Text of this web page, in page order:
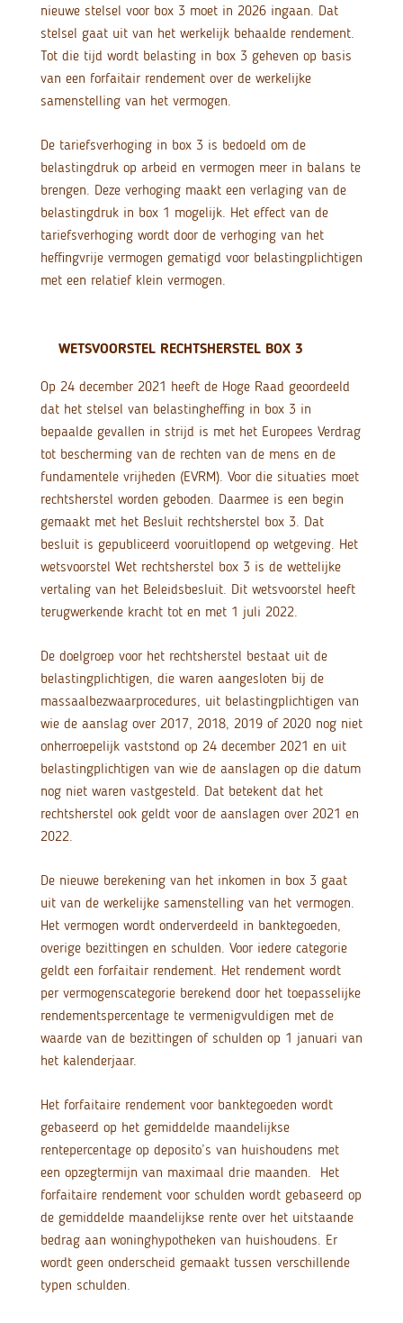
nieuwe stelsel voor box 3 moet in 2026 ingaan. Dat
stelsel gaat uit van het werkelijk behaalde rendement.
Tot die tijd wordt belasting in box 3 geheven op basis
van een forfaitair rendement over de werkelijke
samenstelling van het vermogen.
De tariefsverhoging in box 3 is bedoeld om de
belastingdruk op arbeid en vermogen meer in balans te
brengen. Deze verhoging maakt een verlaging van de
belastingdruk in box 1 mogelijk. Het effect van de
tariefsverhoging wordt door de verhoging van het
heffingvrije vermogen gematigd voor belastingplichtigen
met een relatief klein vermogen.
WETSVOORSTEL RECHTSHERSTEL BOX 3
Op 24 december 2021 heeft de Hoge Raad geoordeeld
dat het stelsel van belastingheffing in box 3 in
bepaalde gevallen in strijd is met het Europees Verdrag
tot bescherming van de rechten van de mens en de
fundamentele vrijheden (EVRM). Voor die situaties moet
rechtsherstel worden geboden. Daarmee is een begin
gemaakt met het Besluit rechtsherstel box 3. Dat
besluit is gepubliceerd vooruitlopend op wetgeving. Het
wetsvoorstel Wet rechtsherstel box 3 is de wettelijke
vertaling van het Beleidsbesluit. Dit wetsvoorstel heeft
terugwerkende kracht tot en met 1 juli 2022.
De doelgroep voor het rechtsherstel bestaat uit de
belastingplichtigen, die waren aangesloten bij de
massaalbezwaarprocedures, uit belastingplichtigen van
wie de aanslag over 2017, 2018, 2019 of 2020 nog niet
onherroepelijk vaststond op 24 december 2021 en uit
belastingplichtigen van wie de aanslagen op die datum
nog niet waren vastgesteld. Dat betekent dat het
rechtsherstel ook geldt voor de aanslagen over 2021 en
2022.
De nieuwe berekening van het inkomen in box 3 gaat
uit van de werkelijke samenstelling van het vermogen.
Het vermogen wordt onderverdeeld in banktegoeden,
overige bezittingen en schulden. Voor iedere categorie
geldt een forfaitair rendement. Het rendement wordt
per vermogenscategorie berekend door het toepasselijke
rendementspercentage te vermenigvuldigen met de
waarde van de bezittingen of schulden op 1 januari van
het kalenderjaar.
Het forfaitaire rendement voor banktegoeden wordt
gebaseerd op het gemiddelde maandelijkse
rentepercentage op deposito’s van huishoudens met
een opzegtermijn van maximaal drie maanden. Het
forfaitaire rendement voor schulden wordt gebaseerd op
de gemiddelde maandelijkse rente over het uitstaande
bedrag aan woninghypotheken van huishoudens. Er
wordt geen onderscheid gemaakt tussen verschillende
typen schulden.